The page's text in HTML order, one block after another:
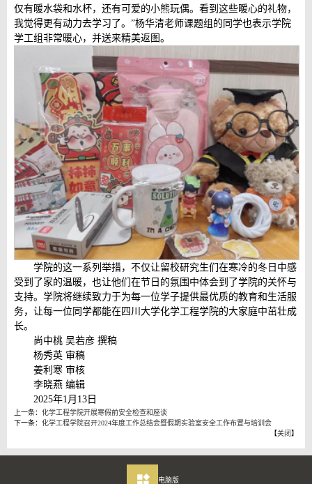
仅有暖水袋和水杯，还有可爱的小熊玩偶。看到这些暖心的礼物，
我觉得更有动力去学习了。”杨华清老师课题组的同学也表示学院
学工组非常暖心，并送来精美返图。
学院的这一系列举措，不仅让留校研究生们在寒冷的冬日中感
受到了家的温暖，也让他们在节日的氛围中体会到了学院的关怀与
支持。学院将继续致力于为每一位学子提供最优质的教育和生活服
务，让每一位同学都能在四川大学化学工程学院的大家庭中茁壮成
长。
尚中桃 吴若彦 撰稿
杨秀英 审稿
姜利寒 审核
李晓燕 编辑
2025年1月13日
上一条： 化学工程学院开展寒假前安全检查和座谈
下一条： 化学工程学院召开2024年度工作总结会暨假期实验室安全工作布置与培训会
【关闭 】
电脑版